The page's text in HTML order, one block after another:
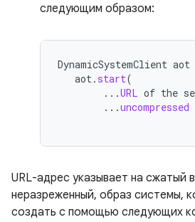
следующим образом:
DynamicSystemClient aot
aot. start(
...URL of the
...uncompressed
URL-адрес указывает на сжатый
неразреженный, образ системы,
создать с помощью следующих